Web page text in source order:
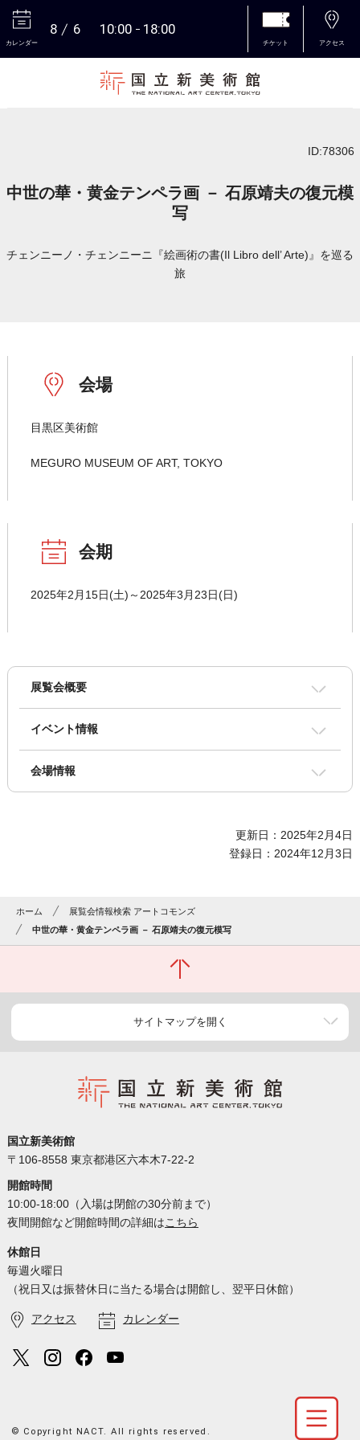
カレンダー
8 6 10:00 18:00
チケット アクセス
ID:78306
中世の華・黄金テンペラ画 － 石原靖夫の復元模
写
チェンニーノ・チェンニーニ『絵画術の書(Il Libro dell’ Arte)』を巡る
旅
会場
目黒区美術館
MEGURO MUSEUM OF ART, TOKYO
会期
2025年2月15日(土)～2025年3月23日(日)
展覧会概要
イベント情報
会場情報
更新日：2025年2月4日
登録日：2024年12月3日
ホーム
展覧会情報検索 アートコモンズ
中世の華・黄金テンペラ画 － 石原靖夫の復元模写
サイトマップを開く
国立新美術館
〒106-8558 東京都港区六本木7-22-2
開館時間
10:00-18:00（入場は閉館の30分前まで）
夜間開館など開館時間の詳細はこちら
休館日
毎週火曜日
（祝日又は振替休日に当たる場合は開館し、翌平日休館）
アクセス カレンダー
© Copyright NACT. All rights reserved.